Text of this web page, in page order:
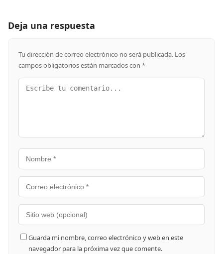
Deja una respuesta
Tu dirección de correo electrónico no será publicada. Los
campos obligatorios están marcados con *
Guarda mi nombre, correo electrónico y web en este
navegador para la próxima vez que comente.